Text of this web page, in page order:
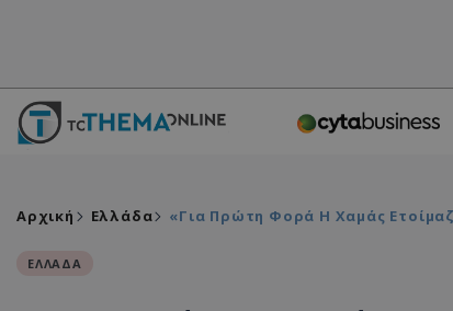
Αρχική Ελλάδα «Για Πρώτη Φορά Η Χαμάς
ΕΛΛΑΔΑ